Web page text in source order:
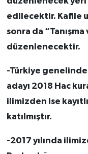
edilecektir. Kafile
sonra da
düzenlenecektir.
-Türkiye
adayı 2018 Hac
ilimizden ise
katılmıştır.
-2017 yılında